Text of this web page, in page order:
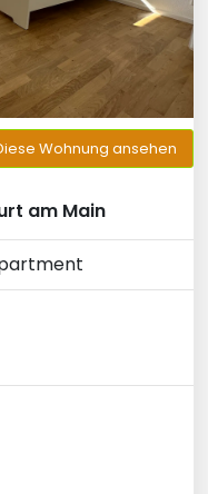
Wohnung ansehen
am Main